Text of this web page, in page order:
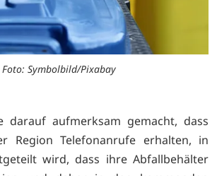
Foto: Symbolbild/Pixabay
darauf aufmerksam gemacht, dass
Region Telefonanrufe erhalten, in
wird, dass ihre Abfallbehälter